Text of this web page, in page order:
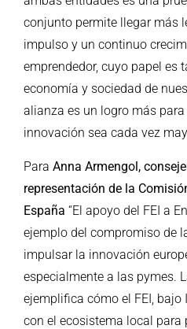
conjunto permite llegar más
impulso y un continuo
emprendedor, cuyo papel es
economía y sociedad de
alianza es un logro más para
innovación sea cada vez
Para Anna Armengol,
representación de la
España “El apoyo del FEI a
ejemplo del compromiso de
impulsar la innovación
especialmente a las pymes.
ejemplifica cómo el FEI, bajo
con el ecosistema local para